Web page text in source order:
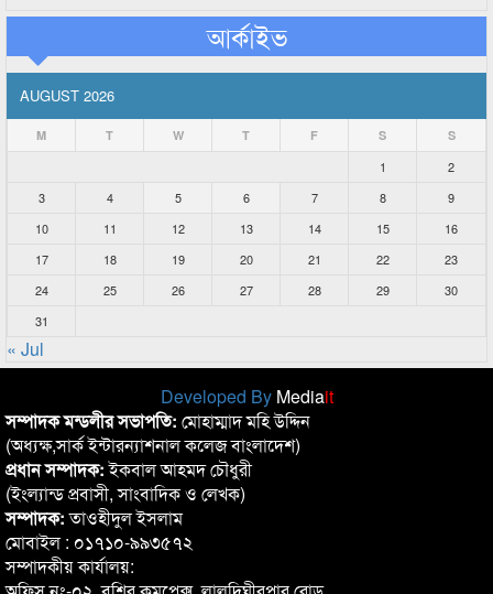
আর্কাইভ
AUGUST 2026
M T W T F S S
1
2
3
4 5 6 7 8
9
10
11 12 13 14 15
16
17
18 19 20 21 22
23
24
25 26 27 28 29
30
31
« Jul
Developed By Mediait
সম্পাদক মন্ডলীর সভাপতি: মোহাম্মাদ মহি উদ্দিন
(অধ্যক্ষ,সার্ক ইন্টারন্যাশনাল কলেজ বাংলাদেশ)
প্রধান সম্পাদক:ইকবাল আহমদ চৌধুরী
(ইংল্যান্ড প্রবাসী, সাংবাদিক ও লেখক)
সম্পাদক:তাওহীদুল ইসলাম
মোবাইল : ০১৭১০-৯৯৩৫৭২
সম্পাদকীয় কার্যালয়: